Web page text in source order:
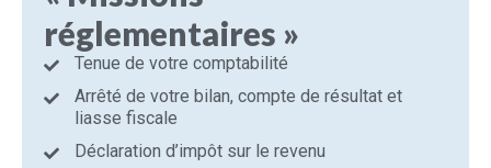
réglementaires »
Tenue de votre comptabilité
Arrêté de votre bilan, compte de résultat et
liasse fiscale
Déclaration d’impôt sur le revenu